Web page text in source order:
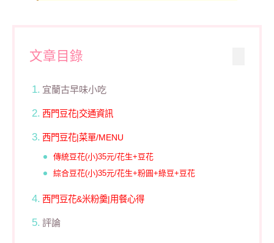
文章目錄
宜蘭古早味小吃
西門豆花|交通資訊
西門豆花|菜單/MENU
傳統豆花(小)35元/花生+豆花
綜合豆花(小)35元/花生+粉圓+綠豆+豆花
西門豆花&米粉羹|用餐心得
評論